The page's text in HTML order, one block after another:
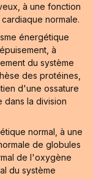
à une fonction
normale.
énergétique
à
du système
des protéines,
d'une ossature
dans la division
normal, à une
de globules
de l'oxygène
du système